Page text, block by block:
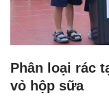
Phân loại rác
vỏ hộp sữa